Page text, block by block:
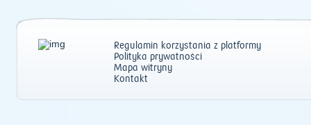
Regulamin korzystania z platformy
Polityka prywatności
Mapa witryny
Kontakt